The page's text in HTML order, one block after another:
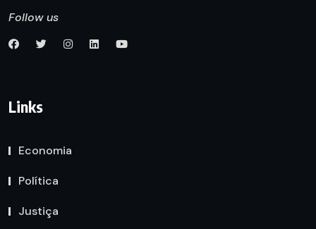
Follow us
Links
Economia
Política
Justiça